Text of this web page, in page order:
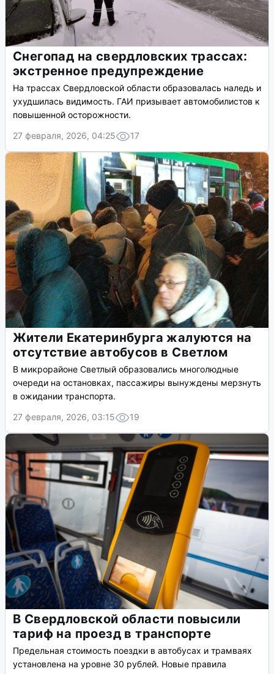
Снегопад на свердловских трассах:
экстренное предупреждение
На трассах Свердловской области образовалась наледь и
ухудшилась видимость. ГАИ призывает автомобилистов к
повышенной осторожности.
27 февраля, 2026, 04:25
17
Жители Екатеринбурга жалуются на
отсутствие автобусов в Светлом
В микрорайоне Светлый образовались многолюдные
очереди на остановках, пассажиры вынуждены мерзнуть
в ожидании транспорта.
27 февраля, 2026, 03:15
19
В Свердловской области повысили
тариф на проезд в транспорте
Предельная стоимость поездки в автобусах и трамваях
установлена на уровне 30 рублей. Новые правила